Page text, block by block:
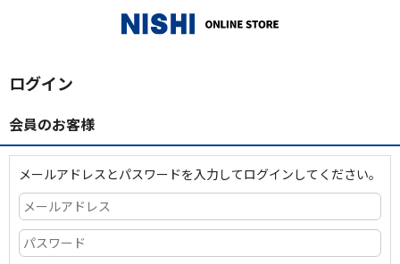
ログイン
会員のお客様
メールアドレスとパスワードを入力してログインしてください。